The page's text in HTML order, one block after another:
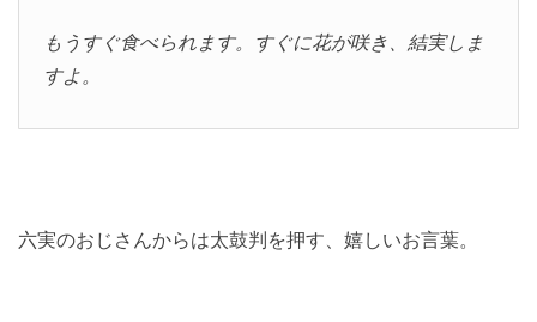
もうすぐ食べられます。すぐに花が咲き、結実しま
すよ。
六実のおじさんからは太鼓判を押す、嬉しいお言葉。